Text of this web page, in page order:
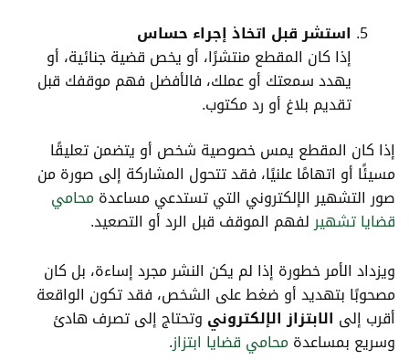
استشر قبل اتخاذ إجراء حساس
إذا كان المقطع منتشرًا، أو يخص قضية جنائية، أو
يهدد سمعتك أو عملك، فالأفضل فهم موقفك قبل
تقديم بلاغ أو رد مكتوب.
إذا كان المقطع يمس خصوصية شخص أو يتضمن تعليقًا
مسيئًا أو اتهامًا علنيًا، فقد تتحول المشاركة إلى صورة من
صور التشهير الإلكتروني التي تستدعي مساعدةمحامي
قضايا تشهير لفهم الموقف قبل الرد أو التصعيد.
ويزداد الأمر خطورة إذا لم يكن النشر مجرد إساءة، بل كان
مصحوبًا بتهديد أو ضغط على الشخص، فقد تكون الواقعة
أقرب إلى الابتزاز الإلكتروني وتحتاج إلى تصرف هادئ
وسريع بمساعدةمحامي قضايا ابتزاز.